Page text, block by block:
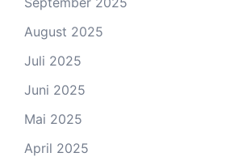
August 2025
Juli 2025
Juni 2025
Mai 2025
April 2025